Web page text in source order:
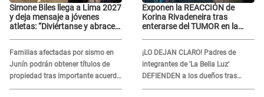
Simone Biles llega a Lima 2027
y deja mensaje a jóvenes
atletas: “Diviértanse y abracen
Familias afectadas por sismo en
Junín podrán obtener títulos de
propiedad tras importante acuerdo
de Cofopri
Exponen la REACCIÓN de
Korina Rivadeneira tras
enterarse del TUMOR en la
¡LO DEJAN CLARO! Padres de
integrantes de 'La Bella Luz'
DEFIENDEN a los dueños tras
denuncia: “Nunca vimos nada...”